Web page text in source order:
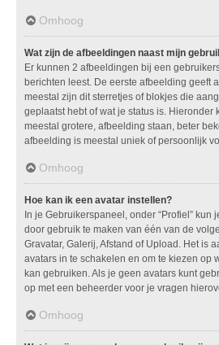
Omhoog
Wat zijn de afbeeldingen naast mijn
Er kunnen 2 afbeeldingen bij een
berichten leest. De eerste afbeelding geeft
meestal zijn dit sterretjes of blokjes die
geplaatst hebt of wat je status is. Hieronder
meestal grotere, afbeelding staan, beter
afbeelding is meestal uniek of persoonlijk
Omhoog
Hoe kan ik een avatar instellen?
In je Gebruikerspaneel, onder “Profiel” kun
door gebruik te maken van één van de
Gravatar, Galerij, Afstand of Upload. Het is
avatars in te schakelen en om te kiezen op
kan gebruiken. Als je geen avatars kunt
op met een beheerder voor je vragen
Omhoog